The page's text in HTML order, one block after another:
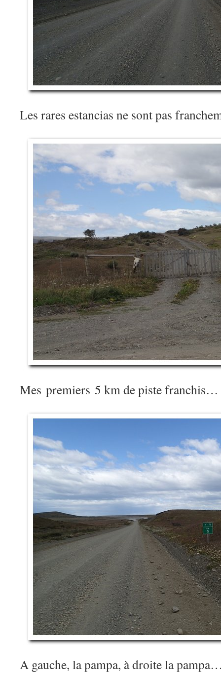
Les rares estancias ne sont pas
Mes premiers 5 km de piste franchis…
A gauche, la pampa, à droite la